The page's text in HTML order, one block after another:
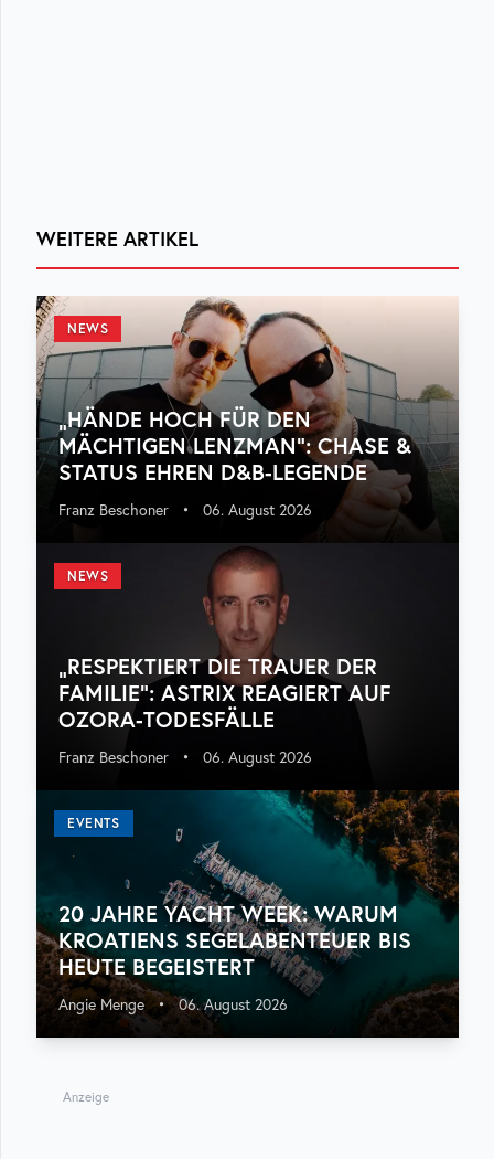
WEITERE ARTIKEL
NEWS
„HÄNDE HOCH FÜR DEN
MÄCHTIGEN LENZMAN“: CHASE &
STATUS EHREN D&B-LEGENDE
Franz Beschoner • 06. August 2026
NEWS
„RESPEKTIERT DIE TRAUER DER
FAMILIE“: ASTRIX REAGIERT AUF
OZORA-TODESFÄLLE
Franz Beschoner • 06. August 2026
EVENTS
20 JAHRE YACHT WEEK: WARUM
KROATIENS SEGELABENTEUER BIS
HEUTE BEGEISTERT
Angie Menge • 06. August 2026
Anzeige